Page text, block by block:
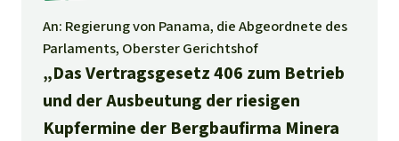
Straßen
Zement und Beton
An: Regierung von Panama, die Abgeordnete des
Parlaments, Oberster Gerichtshof
„Das Vertragsgesetz 406 zum Betrieb
und der Ausbeutung der riesigen
Kupfermine der Bergbaufirma Minera